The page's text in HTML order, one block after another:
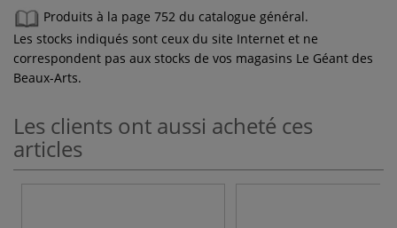
Produits à la page 752 du catalogue général.
Les stocks indiqués sont ceux du site Internet et ne
correspondent pas aux stocks de vos magasins Le Géant des
Beaux-Arts.
Les clients ont aussi acheté ces
articles